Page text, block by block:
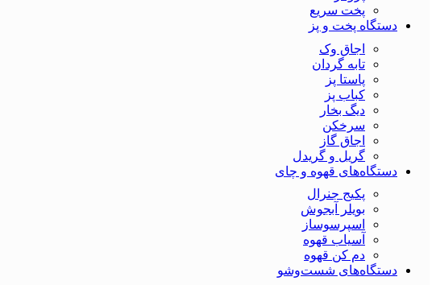
پخت سریع
دستگاه‌ پخت و پز
اجاق وک
تابه گردان
پاستا پز
کباب پز
دیگ بخار
سرخکن
اجاق گاز
گریل و گریدل
دستگاه‌های قهوه و چای
پکیج جنرال
بویلر آبجوش
اسپرسوساز
آسیاب قهوه
دم کن قهوه
دستگاه‌های شست‌و‌شو